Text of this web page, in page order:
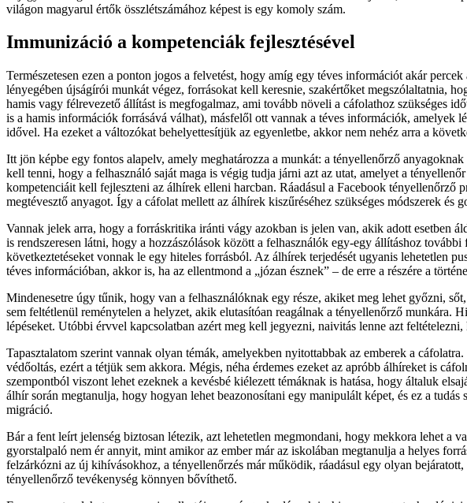
világon magyarul értők összlétszámához képest is egy komoly szám.
Immunizáció a kompetenciák fejlesztésével
Természetesen ezen a ponton jogos a felvetést, hogy amíg egy téves információt akár
lényegében újságírói munkát végez, forrásokat kell keresnie, szakértőket megszólaltatnia,
hamis vagy félrevezető állítást is megfogalmaz, ami tovább növeli a cáfolathoz szükséges
is a hamis információk forrásává válhat), másfelől ott vannak a téves információk, amelyek
idővel. Ha ezeket a változókat behelyettesítjük az egyenletbe, akkor nem nehéz arra a
Itt jön képbe egy fontos alapelv, amely meghatározza a munkát: a tényellenőrző
kell tenni, hogy a felhasználó saját maga is végig tudja járni azt az utat, amelyet a
kompetenciáit kell fejleszteni az álhírek elleni harcban. Ráadásul a Facebook tényellenőrző
megtévesztő anyagot. Így a cáfolat mellett az álhírek kiszűréséhez szükséges módszerek
Vannak jelek arra, hogy a forráskritika iránti vágy azokban is jelen van, akik adott esetben
is rendszeresen látni, hogy a hozzászólások között a felhasználók egy-egy állításhoz
következtetéseket vonnak le egy hiteles forrásból. Az álhírek terjedését ugyanis lehetetlen
téves információban, akkor is, ha az ellentmond a „józan észnek” – de erre a részére a
Mindenesetre úgy tűnik, hogy van a felhasználóknak egy része, akiket meg lehet győzni,
sem feltétlenül reménytelen a helyzet, akik elutasítóan reagálnak a tényellenőrző
lépéseket. Utóbbi érvvel kapcsolatban azért meg kell jegyezni, naivitás lenne azt
Tapasztalatom szerint vannak olyan témák, amelyekben nyitottabbak az emberek a
védőoltás, ezért a tétjük sem akkora. Mégis, néha érdemes ezeket az apróbb álhíreket is
szempontból viszont lehet ezeknek a kevésbé kiélezett témáknak is hatása, hogy általuk
álhír során megtanulja, hogy hogyan lehet beazonosítani egy manipulált képet, és ez a
migráció.
Bár a fent leírt jelenség biztosan létezik, azt lehetetlen megmondani, hogy mekkora lehet
gyorstalpaló nem ér annyit, mint amikor az ember már az iskolában megtanulja a helyes
felzárkózni az új kihívásokhoz, a tényellenőrzés már működik, ráadásul egy olyan
tényellenőrző tevékenység könnyen bővíthető.